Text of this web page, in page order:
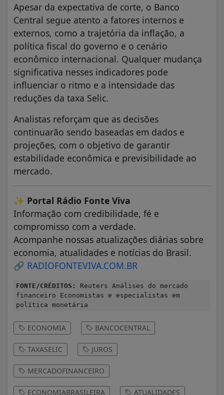
Apesar da expectativa de corte, o Banco
Central segue atento a fatores internos e
externos, como a trajetória da inflação, a
política fiscal do governo e o cenário
econômico internacional. Qualquer mudança
significativa nesses indicadores pode
influenciar o ritmo e a intensidade das
reduções da taxa Selic.
Analistas reforçam que as decisões
continuarão sendo baseadas em dados e
projeções, com o objetivo de garantir
estabilidade econômica e previsibilidade ao
mercado.
✨ Portal Rádio Fonte Viva
Informação com credibilidade, fé e
compromisso com a verdade.
Acompanhe nossas atualizações diárias sobre
economia, atualidades e notícias do Brasil.
🔗 RADIOFONTEVIVA.COM.BR
FONTE/CRÉDITOS:
Reuters Análises do mercado
financeiro Economistas e especialistas em
política monetária
ECONOMIA BANCOCENTRAL
TAXASELIC JUROS
MERCADOFINANCEIRO
ECONOMIABRASILEIRA ATUALIDADES